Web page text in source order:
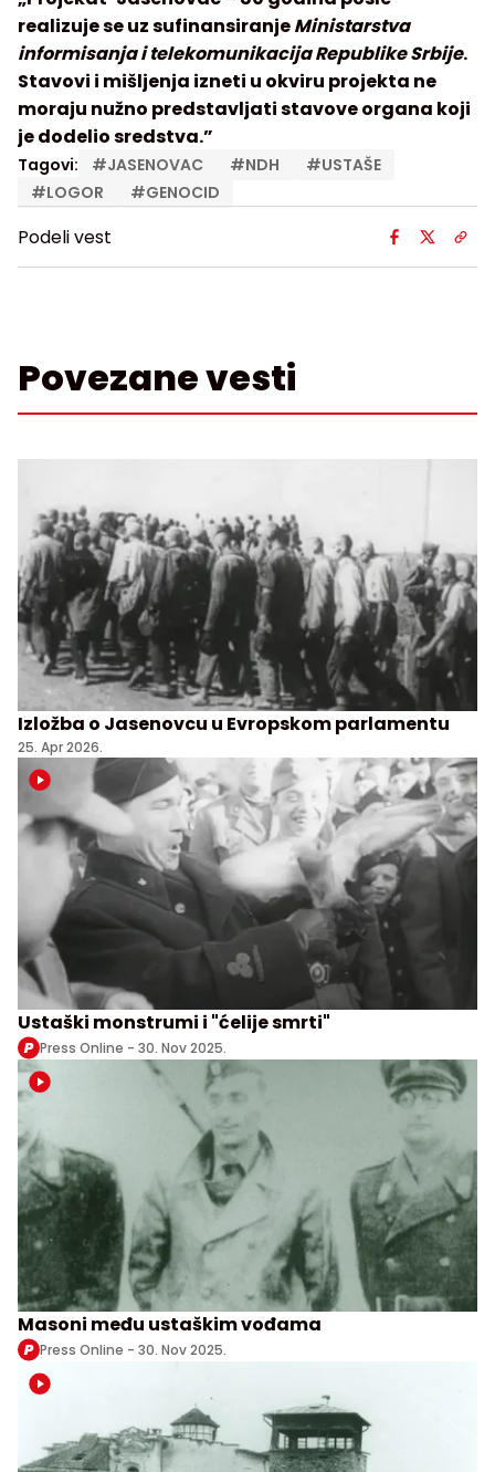
realizuje se uz sufinansiranjeMinistarstva
informisanja i telekomunikacija Republike Srbije.
Stavovi i mišljenja izneti u okviru projekta ne
moraju nužno predstavljati stavove organa koji
je dodelio sredstva.”
Tagovi: #JASENOVAC #NDH #USTAŠE
#LOGOR #GENOCID
Podeli vest
Povezane vesti
Izložba o Jasenovcu u Evropskom parlamentu
25. Apr 2026.
Ustaški monstrumi i "ćelije smrti"
Press Online - 30. Nov 2025.
Masoni među ustaškim vođama
Press Online - 30. Nov 2025.